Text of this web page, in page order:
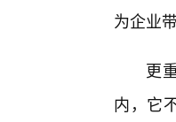
为企业
更
内，它